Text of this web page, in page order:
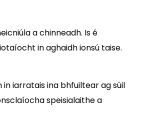
a chinneadh. Is é
in aghaidh ionsú taise.
iarratais ina bhfuiltear ag súil
speisialaithe a